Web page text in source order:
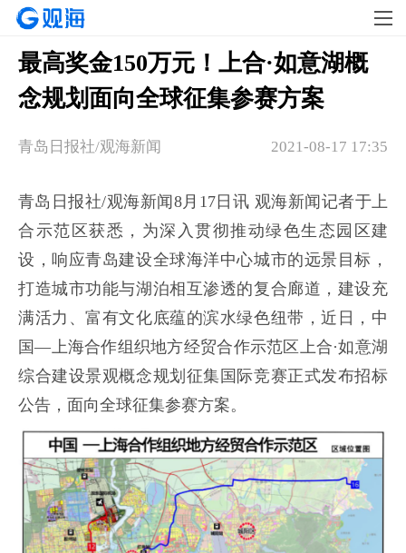
最高奖金150万元！上合·如意湖概
念规划面向全球征集参赛方案
2021-08-17 17:35
青岛日报社/观海新闻
青岛日报社/观海新闻8月17日讯 观海新闻记者于上
合示范区获悉，为深入贯彻推动绿色生态园区建
设，响应青岛建设全球海洋中心城市的远景目标，
打造城市功能与湖泊相互渗透的复合廊道，建设充
满活力、富有文化底蕴的滨水绿色纽带，近日，中
国—上海合作组织地方经贸合作示范区上合·如意湖
综合建设景观概念规划征集国际竞赛正式发布招标
公告，面向全球征集参赛方案。